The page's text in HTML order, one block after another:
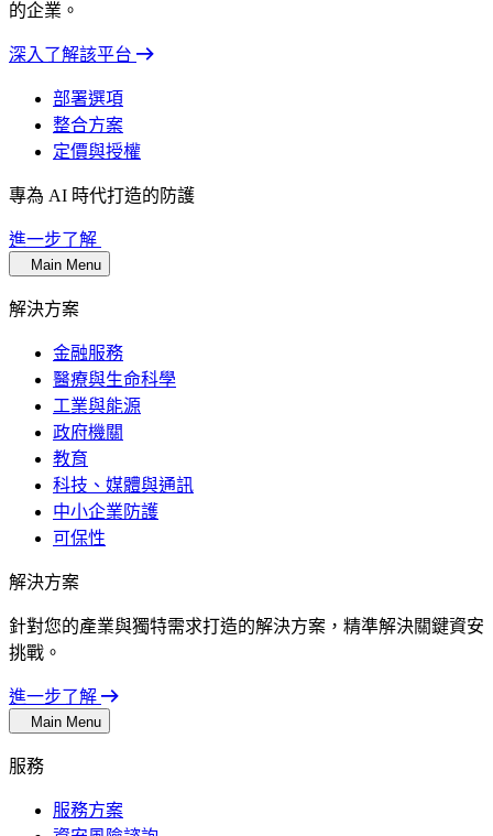
的企業。
深入了解該平台
部署選項
整合方案
定價與授權
專為 AI 時代打造的防護
進一步了解
Main Menu
解決方案
金融服務
醫療與生命科學
工業與能源
政府機關
教育
科技、媒體與通訊
中小企業防護
可保性
解決方案
針對您的產業與獨特需求打造的解決方案，精準解決關鍵資安
挑戰。
進一步了解
Main Menu
服務
服務方案